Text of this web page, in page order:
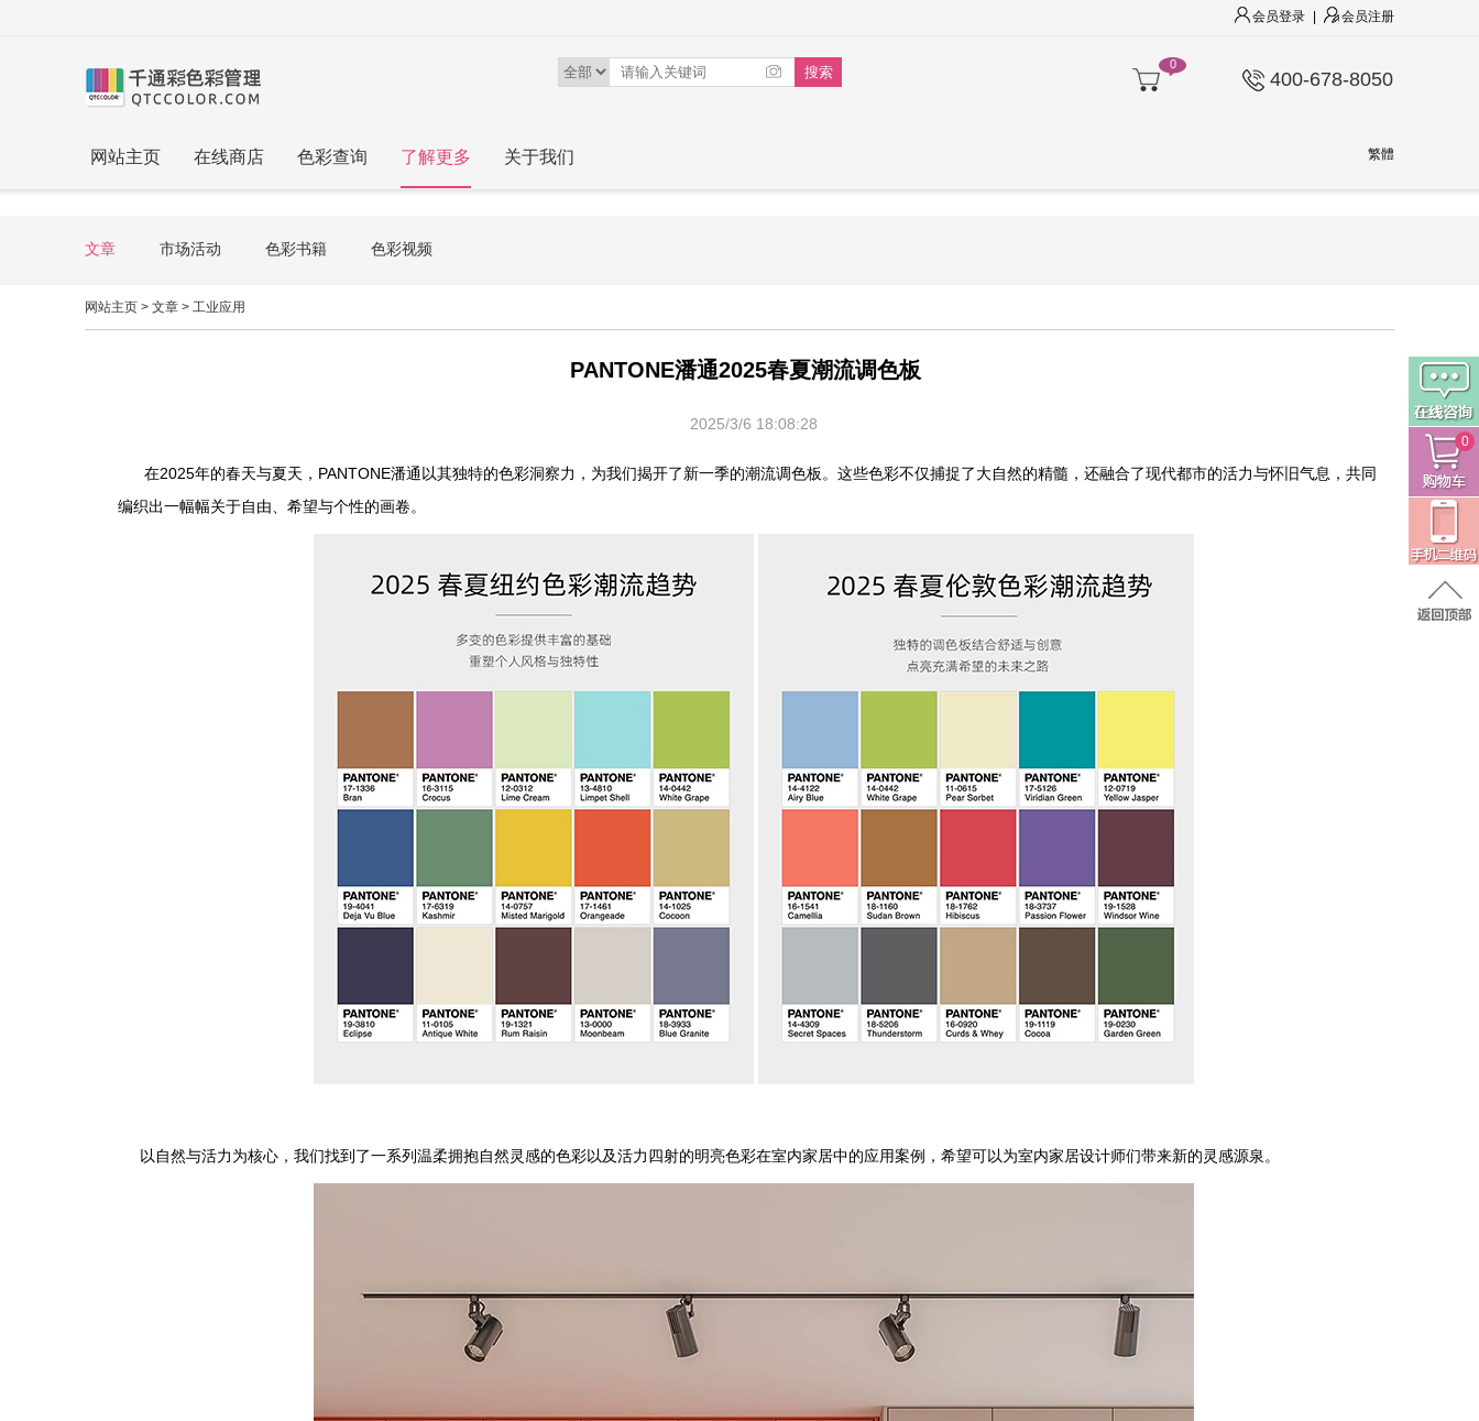
会员登录 会员注册
0
400-678-8050
网站主页 在线商店 色彩查询 了解更多 关于我们 繁體
文章 市场活动 色彩书籍 色彩视频
网站主页 > 文章 > 工业应用
PANTONE潘通2025春夏潮流调色板
2025/3/6 18:08:28
在2025年的春天与夏天，PANTONE潘通以其独特的色彩洞察力，为我们揭开了新一季的潮流调色板。这些色彩不仅捕捉了大自然的精髓，还融合了现代都市的活力与怀旧气息，共同
编织出一幅幅关于自由、希望与个性的画卷。
以自然与活力为核心，我们找到了一系列温柔拥抱自然灵感的色彩以及活力四射的明亮色彩在室内家居中的应用案例，希望可以为室内家居设计师们带来新的灵感源泉。
0